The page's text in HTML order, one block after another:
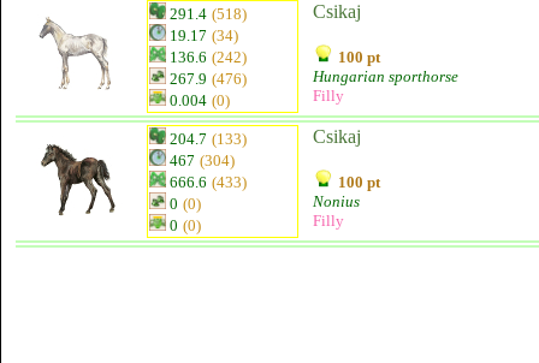
291.4 (518)
19.17 (34)
136.6 (242)
267.9 (476)
0.004 (0)
Csikaj
100 pt
Hungarian sporthorse
Filly
204.7 (133)
467 (304)
666.6 (433)
0 (0)
0 (0)
Csikaj
100 pt
Nonius
Filly